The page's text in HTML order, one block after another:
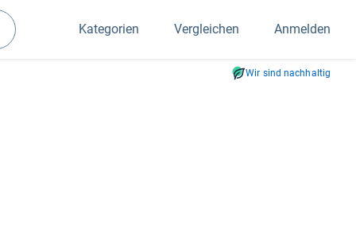
Suchen
Kategorien Vergleichen Anmelden
Wir sind nachhaltig